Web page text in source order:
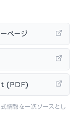
ページ
(PDF)
情報を一次ソースとし